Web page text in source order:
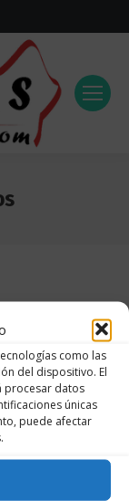
como las
del dispositivo. El
procesar datos
únicas
puede afectar